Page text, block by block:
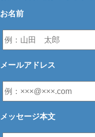
お名前
メールアドレス
メッセージ本文